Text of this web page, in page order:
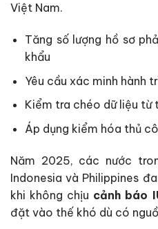
Việt Nam.
Tăng số lượng hồ sơ
khẩu
Yêu cầu xác minh hành
Kiểm tra chéo dữ liệu
Áp dụng kiểm hóa thủ
Năm 2025, các nước
Indonesia và Philippines
khi không chịu cảnh báo
đặt vào thế khó dù có